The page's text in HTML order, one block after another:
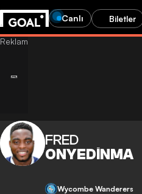
Canlı Biletler
FRED
ONYEDINMA
Wycombe Wanderers